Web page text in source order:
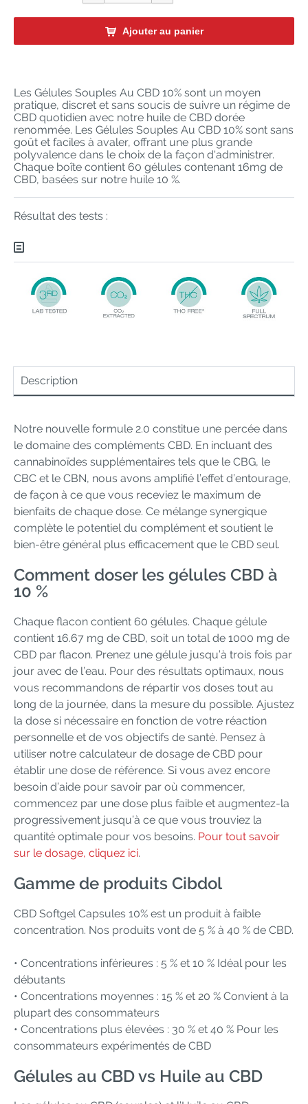
Ajouter au panier
Les Gélules Souples Au CBD 10% sont un moyen
pratique, discret et sans soucis de suivre un régime de
CBD quotidien avec notre huile de CBD dorée
renommée. Les Gélules Souples Au CBD 10% sont sans
goût et faciles à avaler, offrant une plus grande
polyvalence dans le choix de la façon d'administrer.
Chaque boîte contient 60 gélules contenant 16mg de
CBD, basées sur notre huile 10 %.
Résultat des tests :
Description
Notre nouvelle formule 2.0 constitue une percée dans
le domaine des compléments CBD. En incluant des
cannabinoïdes supplémentaires tels que le CBG, le
CBC et le CBN, nous avons amplifié l’effet d’entourage,
de façon à ce que vous receviez le maximum de
bienfaits de chaque dose. Ce mélange synergique
complète le potentiel du complément et soutient le
bien-être général plus efficacement que le CBD seul.
Comment doser les gélules CBD à
10 %
Chaque flacon contient 60 gélules. Chaque gélule
contient 16.67 mg de CBD, soit un total de 1000 mg de
CBD par flacon. Prenez une gélule jusqu’à trois fois par
jour avec de l’eau. Pour des résultats optimaux, nous
vous recommandons de répartir vos doses tout au
long de la journée, dans la mesure du possible. Ajustez
la dose si nécessaire en fonction de votre réaction
personnelle et de vos objectifs de santé. Pensez à
utiliser notre calculateur de dosage de CBD pour
établir une dose de référence. Si vous avez encore
besoin d’aide pour savoir par où commencer,
commencez par une dose plus faible et augmentez-la
progressivement jusqu’à ce que vous trouviez la
quantité optimale pour vos besoins. Pour tout savoir
sur le dosage, cliquez ici.
Gamme de produits Cibdol
CBD Softgel Capsules 10% est un produit à faible
concentration. Nos produits vont de 5 % à 40 % de CBD.
• Concentrations inférieures : 5 % et 10 % Idéal pour les
débutants
• Concentrations moyennes : 15 % et 20 % Convient à la
plupart des consommateurs
• Concentrations plus élevées : 30 % et 40 % Pour les
consommateurs expérimentés de CBD
Gélules au CBD vs Huile au CBD